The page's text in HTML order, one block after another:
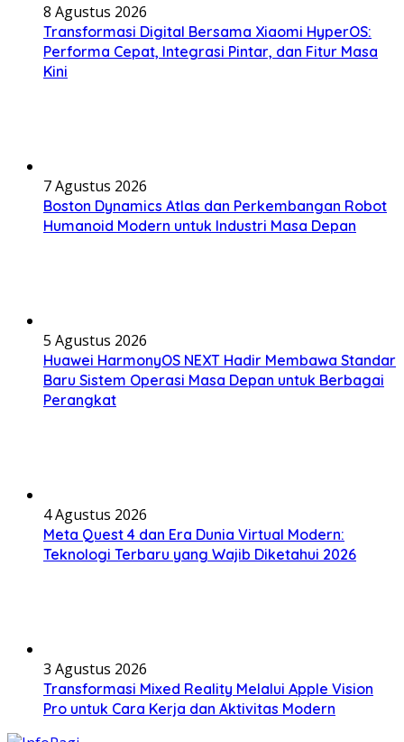
8 Agustus 2026
Transformasi Digital Bersama Xiaomi HyperOS:
Performa Cepat, Integrasi Pintar, dan Fitur Masa
Kini
7 Agustus 2026
Boston Dynamics Atlas dan Perkembangan Robot
Humanoid Modern untuk Industri Masa Depan
5 Agustus 2026
Huawei HarmonyOS NEXT Hadir Membawa Standar
Baru Sistem Operasi Masa Depan untuk Berbagai
Perangkat
4 Agustus 2026
Meta Quest 4 dan Era Dunia Virtual Modern:
Teknologi Terbaru yang Wajib Diketahui 2026
3 Agustus 2026
Transformasi Mixed Reality Melalui Apple Vision
Pro untuk Cara Kerja dan Aktivitas Modern